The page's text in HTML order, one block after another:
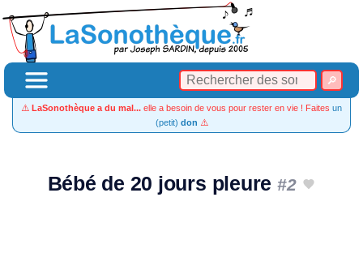
⚠️ LaSonothèque a du mal... elle a besoin de vous pour rester en vie ! Faites un
(petit) don ⚠️
Bébé de 20 jours pleure #2